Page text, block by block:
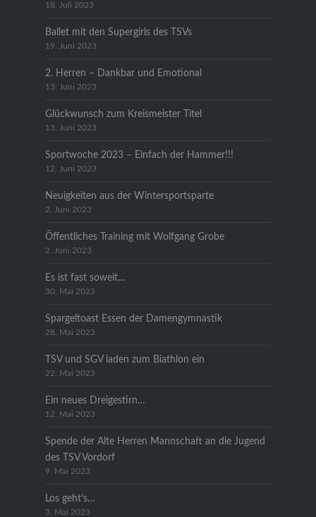
18. Juli 2023
Ballet mit den Supergirls des TSVs
19. Juni 2023
2. Herren – Dankbar und Emotional
13. Juni 2023
Glückwunsch zum Kreismeister Titel
13. Juni 2023
Sportwoche 2023 – Einfach der Hammer!!!
12. Juni 2023
Neuigkeiten aus der Wintersportsparte
2. Juni 2023
Öffentliches Training mit Wolfgang Grobe
2. Juni 2023
Es ist fast soweit…
30. Mai 2023
Spargeltoast Essen der Damengymnastik
28. Mai 2023
TSV und SGV laden zum Biathlon ein
22. Mai 2023
Ein neues Dreigestirn…
12. Mai 2023
Spende der Alte Herren Mannschaft an die Jugend
des TSV Vordorf
9. Mai 2023
Los geht’s…
3. Mai 2023